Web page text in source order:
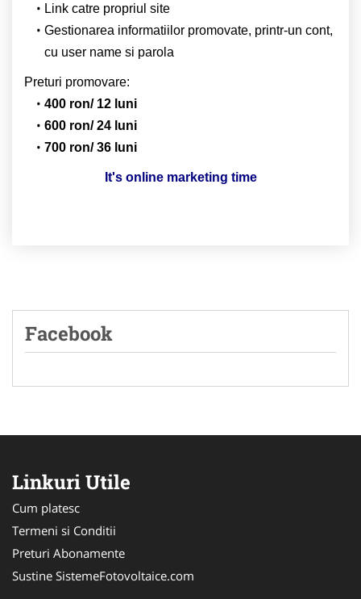
Link catre propriul site
Gestionarea informatiilor promovate, printr-un cont,
cu user name si parola
Preturi promovare:
400 ron/ 12 luni
600 ron/ 24 luni
700 ron/ 36 luni
It's online marketing time
Facebook
Linkuri Utile
Cum platesc
Termeni si Conditii
Preturi Abonamente
Sustine SistemeFotovoltaice.com